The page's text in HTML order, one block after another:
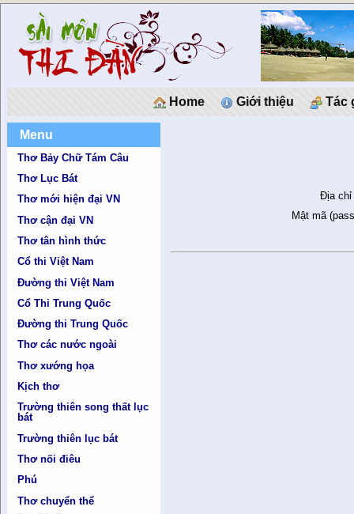
Home Giới thiệu Tác
Menu
Thơ Bảy Chữ Tám Câu
Thơ Lục Bát
Thơ mới hiện đại VN
Thơ cận đại VN
Thơ tân hình thức
Cổ thi Việt Nam
Đường thi Việt Nam
Cổ Thi Trung Quốc
Đường thi Trung Quốc
Thơ các nước ngoài
Thơ xướng họa
Kịch thơ
Trường thiên song thất lục
bát
Trường thiên lục bát
Thơ nối điêu
Phú
Thơ chuyển thể
Địa chỉ
Mật mã